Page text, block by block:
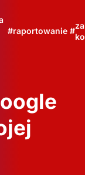
#raportowanie #